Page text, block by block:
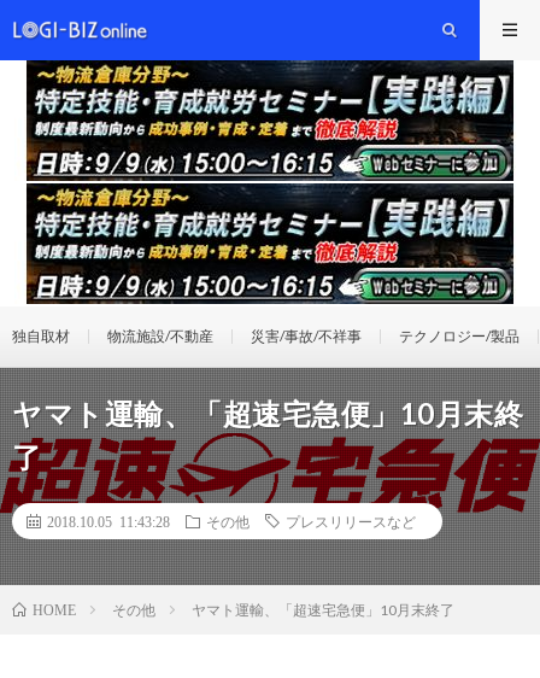
独自取材 物流施設/不動産 災害/事故/不祥事 テクノロジー/製品
ヤマト運輸、「超速宅急便」10月末終
了
2018.10.05 11:43:28 その他 プレスリリースなど
HOME その他 ヤマト運輸、「超速宅急便」10月末終了